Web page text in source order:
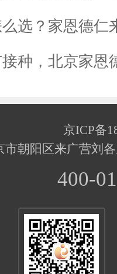
选？家恩德仁
种，北京家恩
京ICP备
市朝阳区来广营刘
400-